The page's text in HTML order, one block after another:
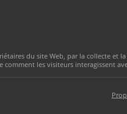
du site Web, par la collecte et
les visiteurs interagissent
span>.
ou non :